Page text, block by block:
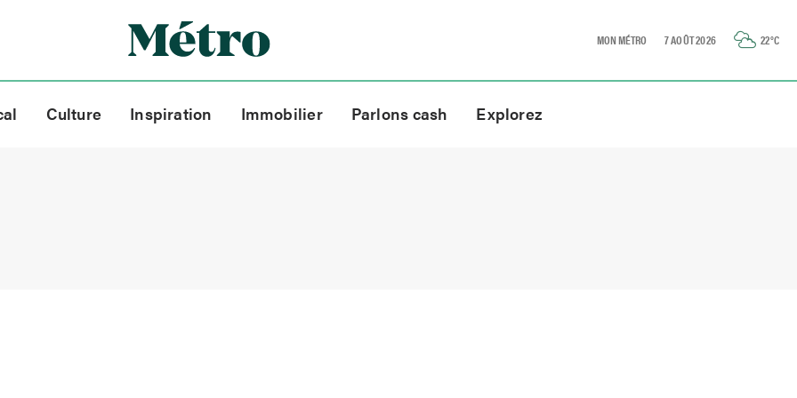
MON MÉTRO 7 AOÛT 2026 22°C
Culture Inspiration Immobilier Parlons cash Explorez